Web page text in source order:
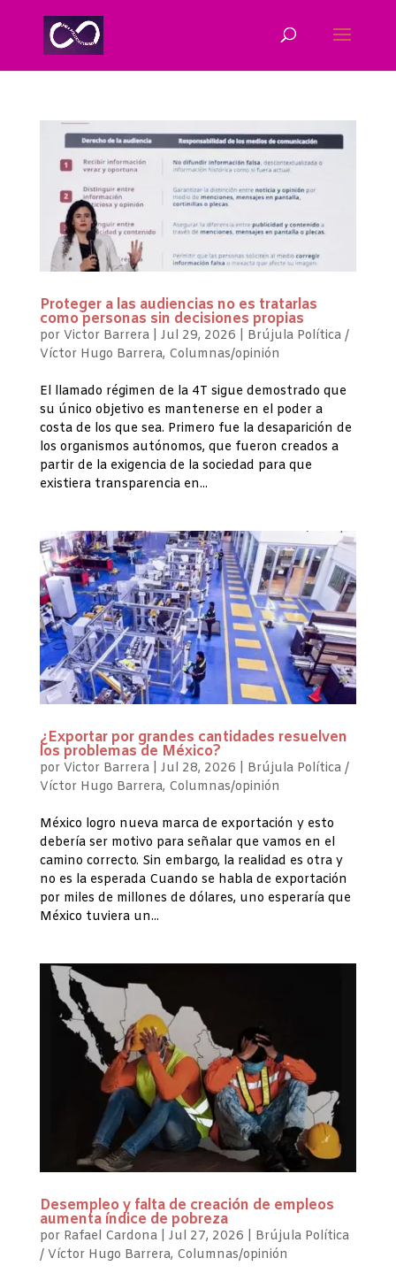
Proteger a las audiencias no es tratarlas
como personas sin decisiones propias
por Victor Barrera| Jul 29, 2026
Brújula Política /
Víctor Hugo Barrera, Columnas/opinión
El llamado régimen de la 4T sigue demostrado que
su único objetivo es mantenerse en el poder a
costa de los que sea. Primero fue la desaparición de
los organismos autónomos, que fueron creados a
partir de la exigencia de la sociedad para que
existiera transparencia en...
¿Exportar por grandes cantidades resuelven
los problemas de México?
por Victor Barrera| Jul 28, 2026
Brújula Política /
Víctor Hugo Barrera, Columnas/opinión
México logro nueva marca de exportación y esto
debería ser motivo para señalar que vamos en el
camino correcto. Sin embargo, la realidad es otra y
no es la esperada Cuando se habla de exportación
por miles de millones de dólares, uno esperaría que
México tuviera un...
Desempleo y falta de creación de empleos
aumenta índice de pobreza
por Rafael Cardona| Jul 27, 2026
Brújula Política
/ Víctor Hugo Barrera, Columnas/opinión